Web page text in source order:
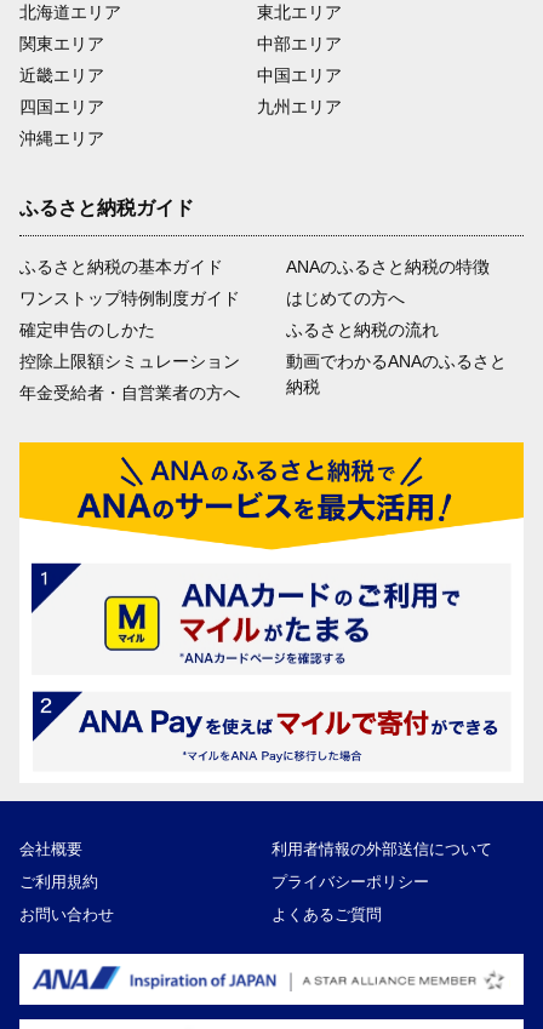
北海道エリア
関東エリア
近畿エリア
四国エリア
沖縄エリア
東北エリア
中部エリア
中国エリア
九州エリア
ふるさと納税ガイド
ふるさと納税の基本ガイド
ワンストップ特例制度ガイド
確定申告のしかた
控除上限額シミュレーション
年金受給者・自営業者の方へ
ANAのふるさと納税の特徴
はじめての方へ
ふるさと納税の流れ
動画でわかるANAのふるさと
納税
会社概要
利用者情報の外部送信について
ご利用規約
プライバシーポリシー
お問い合わせ
よくあるご質問